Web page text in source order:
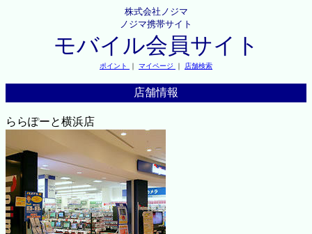
株式会社ノジマ
ノジマ携帯サイト
モバイル会員サイト
ポイント ｜ マイページ ｜ 店舗検索
店舗情報
ららぽーと横浜店